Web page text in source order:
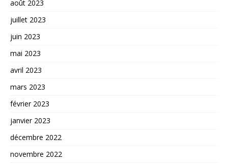
août 2023
juillet 2023
juin 2023
mai 2023
avril 2023
mars 2023
février 2023
janvier 2023
décembre 2022
novembre 2022